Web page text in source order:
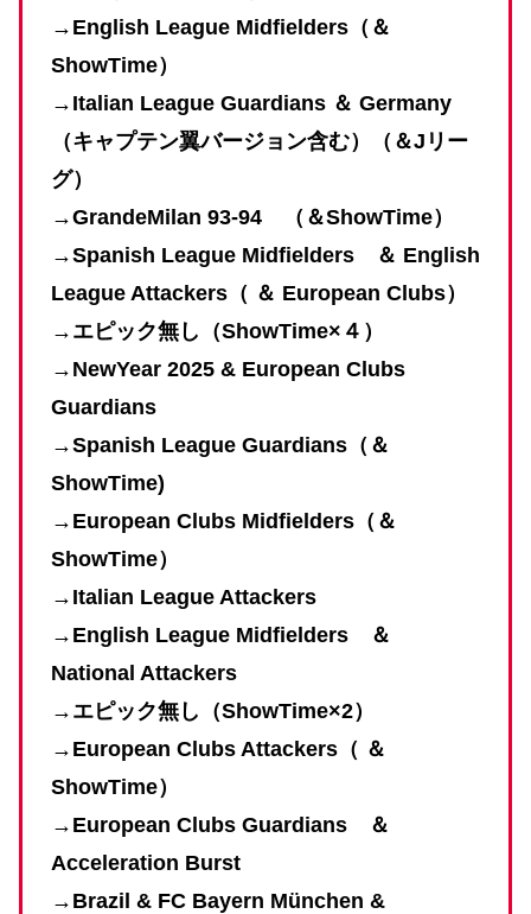
→English League Midfielders（＆
ShowTime）
→Italian League Guardians ＆ Germany
（キャプテン翼バージョン含む）（＆Jリー
グ）
→GrandeMilan 93-94 （＆ShowTime）
→Spanish League Midfielders ＆ English
League Attackers（ ＆ European Clubs）
→エピック無し（ShowTime×４）
→NewYear 2025 & European Clubs
Guardians
→Spanish League Guardians（＆
ShowTime)
→ European Clubs Midfielders（＆
ShowTime）
→Italian League Attackers
→English League Midfielders ＆
National Attackers
→ エピック無し（ShowTime×2）
→European Clubs Attackers（ ＆
ShowTime）
→European Clubs Guardians ＆
Acceleration Burst
→Brazil & FC Bayern München &